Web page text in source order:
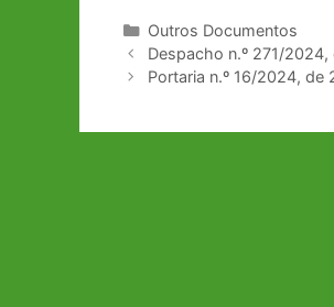
Categorias
Outros Documentos
Navegação
de
Despacho n.º 271/2024,
Portaria n.º 16/2024, de